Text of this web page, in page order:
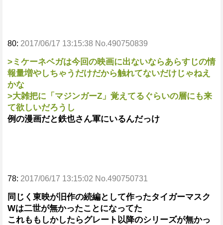
80: 2017/06/17 13:15:38 No.490750839
>ミケーネベガは今回の映画に出ないならあらすじの情
報量増やしちゃうだけだから触れてないだけじゃねえ
かな
>大雑把に「マジンガーZ」覚えてるぐらいの層にも来
て欲しいだろうし
例の漫画だと鉄也さん軍にいるんだっけ
78: 2017/06/17 13:15:02 No.490750731
同じく東映が旧作の続編として作ったタイガーマスク
Wは二世が無かったことになってた
これももしかしたらグレート以降のシリーズが無かっ